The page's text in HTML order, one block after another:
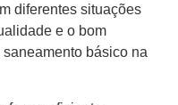
diferentes situações
e o bom
básico na